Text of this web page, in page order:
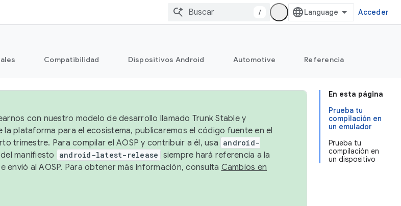
/ Acceder
Compatibilidad Dispositivos Android Automotive Referencia
En esta página
Prueba tu
compilación en
un emulador
Prueba tu
compilación en
un dispositivo
con nuestro modelo de desarrollo llamado Trunk Stable y
la plataforma para el ecosistema, publicaremos el código fuente en el
trimestre. Para compilar el AOSP y contribuir a él, usa android-
manifiesto android-latest-release siempre hará referencia a la
envió al AOSP. Para obtener más información, consulta Cambios en